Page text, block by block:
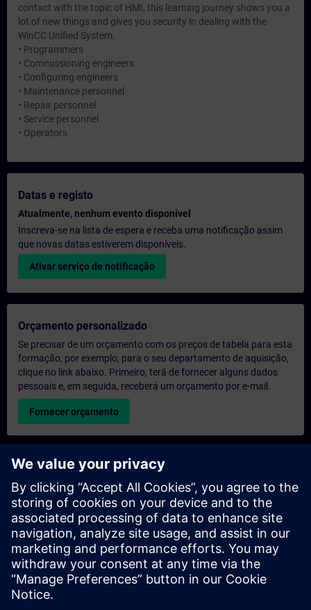
contact with the topic of HMI, this learning journey shows you a
lot of new things and gives you security in dealing with the
WinCC Unified System.
• Programmers
• Commissioning engineers
• Configuring engineers
• Maintenance personnel
• Repair personnel
• Service personnel
• Operators
Datas e registo
Atualmente, nenhum evento disponível
Inscreva-se na lista de espera e receba uma notificação assim
que novas datas estiverem disponíveis.
Ativar serviço de notificação
Orçamento personalizado
Se precisar de um orçamento com os preços de tabela para esta
formação, por exemplo, para o seu departamento de aquisição,
clique no link abaixo. Primeiro, terá de fornecer alguns dados
pessoais e, em seguida, receberá um orçamento por e-mail.
Fornecer orçamento
Pedido de informações sobre formação exclusiva
Preencha o formulário de pedido de informação abaixo se
desejar receber um orçamento para um curso de formação
exclusiva, seja nas suas instalações, online ou no nosso centro
de formação SITRAIN. Este tipo de pedido seria adequado para
grupos maiores (a partir de 6 pessoas). Depois de nos fornecer
os seus dados de contacto e as suas necessidades de
formação, receberá um orçamento da nossa parte.
Solicitar orçamento exclusivo